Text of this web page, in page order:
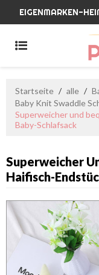
EIGENMARKEN-
Startseite / alle /
Baby Knit Swaddle
Superweicher und
Baby-Schlafsack
Superweicher
Haifisch-